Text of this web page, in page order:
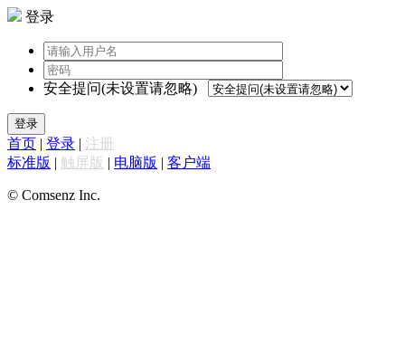
登录
安全提问(未设置请忽略)
登录
首页 | 登录 | 注册
标准版 | 触屏版 | 电脑版 | 客户端
© Comsenz Inc.